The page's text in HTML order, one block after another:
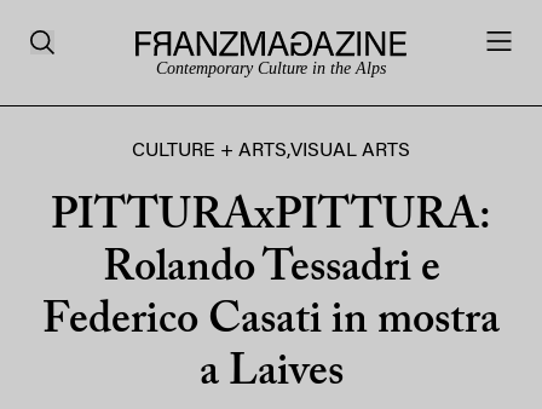
Contemporary Culture in the Alps
CULTURE + ARTS,VISUAL ARTS
PITTURAxPITTURA:
Rolando Tessadri e
Federico Casati in mostra
a Laives